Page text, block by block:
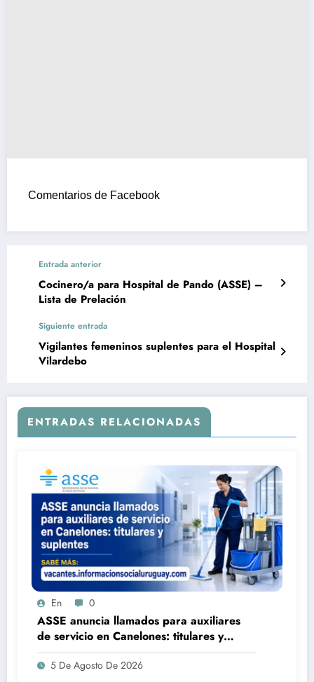
Comentarios de Facebook
Entrada anterior
Cocinero/a para Hospital de Pando (ASSE) –
Lista de Prelación
Siguiente entrada
Vigilantes femeninos suplentes para el Hospital
Vilardebo
ENTRADAS RELACIONADAS
En 0
ASSE anuncia llamados para auxiliares
de servicio en Canelones: titulares y
suplentes
5 De Agosto De 2026